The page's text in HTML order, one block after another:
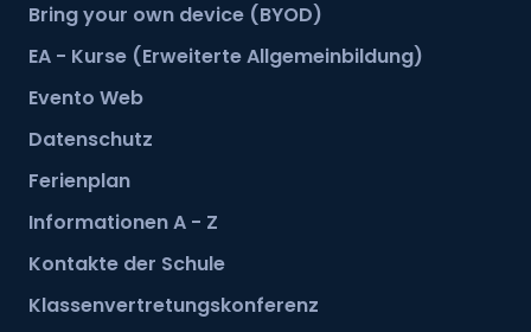
Bring your own device (BYOD)
EA - Kurse (Erweiterte Allgemeinbildung)
Evento Web
Datenschutz
Ferienplan
Informationen A - Z
Kontakte der Schule
Klassenvertretungskonferenz